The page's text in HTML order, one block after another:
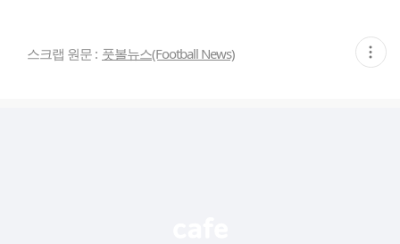
스크랩 원문 : 풋볼뉴스(Football News) 현
재